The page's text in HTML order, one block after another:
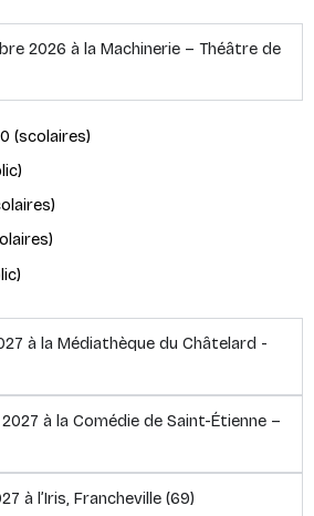
2026 à la Machinerie – Théâtre de
(scolaires)
à la Médiathèque du Châtelard -
à la Comédie de Saint-Étienne –
à l’Iris, Francheville (69)